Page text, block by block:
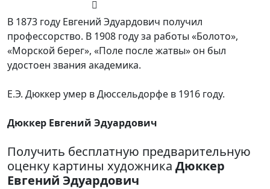
В 1873 году Евгений Эдуардович получил
профессорство. В 1908 году за работы «Болото»,
«Морской берег», «Поле после жатвы» он был
удостоен звания академика.
Е.Э. Дюккер умер в Дюссельдорфе в 1916 году.
Дюккер Евгений Эдуардович
Получить бесплатную предварительную
оценку картины художника Дюккер
Евгений Эдуардович